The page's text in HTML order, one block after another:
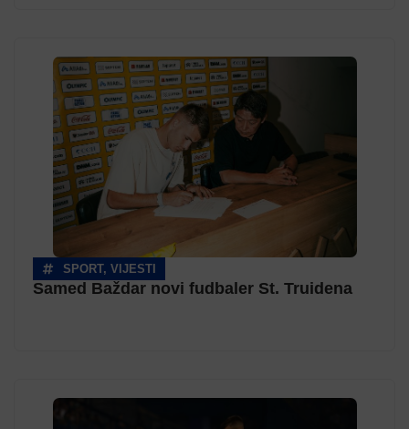
SPORT, VIJESTI
Samed Baždar novi fudbaler St. Truidena